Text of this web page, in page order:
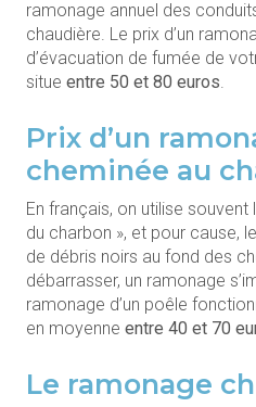
ramonage annuel des
chaudière. Le prix d’un
d’évacuation de fumée de
situe entre 50 et 80 euros
Prix d’un
cheminée au
En français, on utilise
du charbon », et pour cause,
de débris noirs au fond des
débarrasser, un ramonage
ramonage d’un poêle
en moyenne entre 40 et 70
Le ramonage